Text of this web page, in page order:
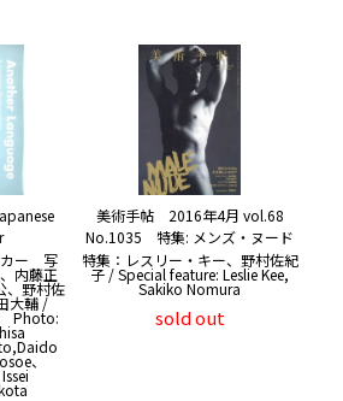
カー 写
内藤正
、野村佐
大輔 /
Photo:
、
美術手帖 2016年4月 vol.68
No.1035 特集: メンズ・ヌード
特集：レスリー・キー、野村佐紀
子 / Special feature: Leslie Kee,
Sakiko Nomura
sold out